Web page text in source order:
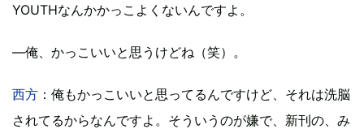
YOUTHなんかかっこよくないんですよ。
―俺、かっこいいと思うけどね（笑）。
西方 ：俺もかっこいいと思ってるんですけど、それは洗脳
されてるからなんですよ。そういうのが嫌で、新刊の、み